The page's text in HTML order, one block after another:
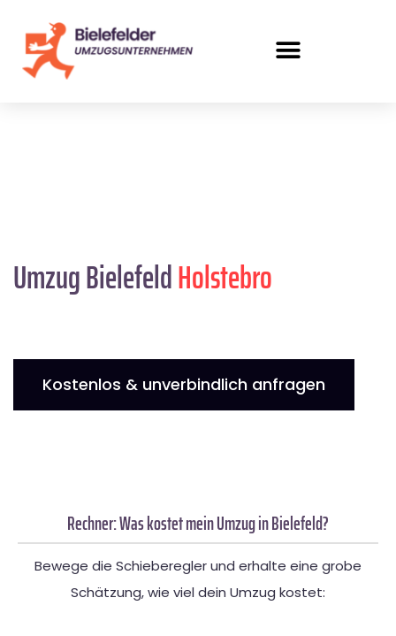
Umzug BielefeldHolstebro
Kostenlos & unverbindlich anfragen
Rechner: Was kostet mein Umzug in Bielefeld?
Bewege die Schieberegler und erhalte eine grobe
Schätzung, wie viel dein Umzug kostet: